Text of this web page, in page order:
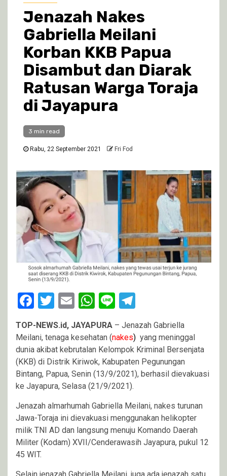
Jenazah Nakes
Gabriella Meilani
Korban KKB Papua
Disambut dan Diarak
Ratusan Warga Toraja
di Jayapura
3 min read
Rabu, 22 September 2021 Fri Fod
Facebook
Twitter
EmailWhatsApp
Line
TOP-NEWS.id, JAYAPURA – Jenazah Gabriella
Meilani, tenaga kesehatan (nakes) yang meninggal
dunia akibat kebrutalan Kelompok Kriminal Bersenjata
(KKB) di Distrik Kiriwok, Kabupaten Pegunungan
Bintang, Papua, Senin (13/9/2021), berhasil dievakuasi
ke Jayapura, Selasa (21/9/2021).
Jenazah almarhumah Gabriella Meilani, nakes turunan
Jawa-Toraja ini dievakuasi menggunakan helikopter
milik TNI AD dan langsung menuju Komando Daerah
Militer (Kodam) XVII/Cenderawasih Jayapura, pukul 12
45 WIT.
Selain jenazah Gabriella Meilani, juga ada jenazah satu